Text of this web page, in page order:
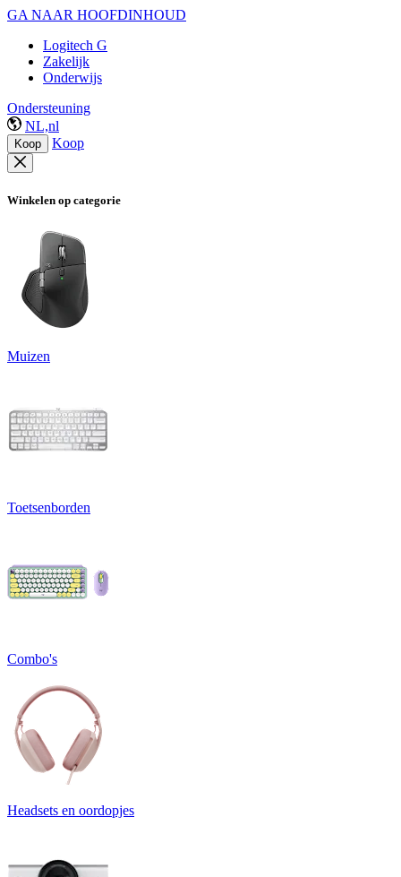
GA NAAR HOOFDINHOUD
Logitech G
Zakelijk
Onderwijs
Ondersteuning
NL,nl
Koop Koop
Winkelen op categorie
Muizen
Toetsenborden
Combo's
Headsets en oordopjes